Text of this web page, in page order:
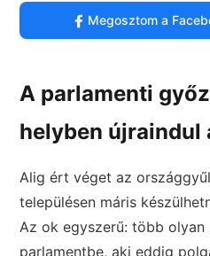
Megosztom a
A parlamenti
helyben újraindul
Alig ért véget az
településen máris
Az ok egyszerű: több
parlamentbe, aki eddig